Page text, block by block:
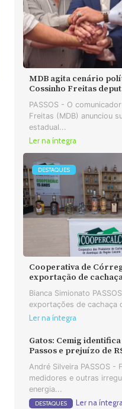
MDB agita cenário
Cossinho Freitas
PASSOS - O
Freitas (MDB) anunciou
estadual...
Ler na íntegra
DESTAQUES
Cooperativa de
exportação de
Bianca Simionato
exportações de cachaça
Ler na íntegra
Gatos: Cemig
Passos e prejuízo de
André Silveira PASSOS -
medidores e outras
energia...
DESTAQUES Ler na